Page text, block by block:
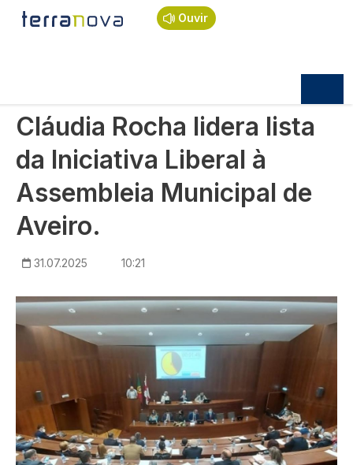
Passar para o conteúdo principal
Ouvir
Navegação estrutural
Início
Política
Cláudia Rocha lidera lista da Iniciativa Liberal à
Cláudia Rocha lidera lista
da Iniciativa Liberal à
Assembleia Municipal de
Aveiro.
31.07.2025 10:21
Imagem